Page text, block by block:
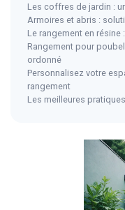
Les coffres de jardin :
Armoires et abris :
Le rangement en
Rangement pour
ordonné
Personnalisez votre
rangement
Les meilleures